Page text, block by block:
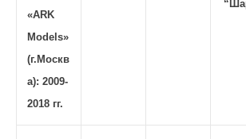
«ARK
Models»
(г.Москв
а): 2009-
2018 гг.